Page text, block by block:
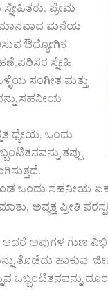
ಪ್ರೇಮ
ಮನೆಯ
ಔದ್ಯೋಗಿಕ
ಸ್ನೇಹಿ
ಸಂಗೀತ ಮತ್ತು
ಸಹನೀಯ
ಧ್ಯೇಯ, ಒಂದು
ತಪ್ಪು
ಒಂದು ಸಹನೀಯ
ಅವ್ಯಕ್ತ ಪ್ರೀತಿ
ಅವುಗಳ ಗುಣ
ತೊಡೆದು ಹಾಕುವ